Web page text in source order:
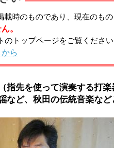
載時のものであり、現在のも
。
のトップページをご覧くださ
ら
指先を使って演奏する打
など、秋田の伝統音楽な